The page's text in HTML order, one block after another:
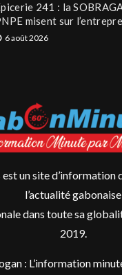
241 : la
misent sur
6 août 2026
un site
l’actualité gabonaise
dans toute sa
2019.
: L’information